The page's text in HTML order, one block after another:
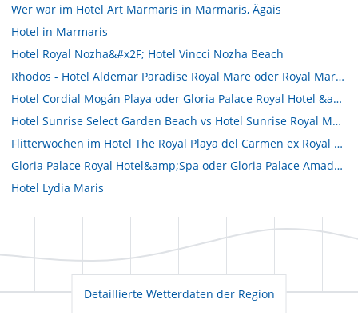
Wer war im Hotel Art Marmaris in Marmaris, Ägäis
Hotel in Marmaris
Hotel Royal Nozha&#x2F; Hotel Vincci Nozha Beach
Rhodos - Hotel Aldemar Paradise Royal Mare oder Royal Mare Village???
Hotel Cordial Mogán Playa oder Gloria Palace Royal Hotel &amp; Spa
Hotel Sunrise Select Garden Beach vs Hotel Sunrise Royal Makadi Resort
Flitterwochen im Hotel The Royal Playa del Carmen ex Royal Porto Real
Gloria Palace Royal Hotel&amp;Spa oder Gloria Palace Amadores Thalasso&amp;Hotel
Hotel Lydia Maris
Detaillierte Wetterdaten der Region